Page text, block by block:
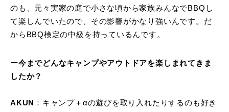
のも、元々実家の庭で小さな頃から家族みんなでBBQし
て楽しんでいたので、その影響がかなり強いんです。だ
からBBQ検定の中級を持っているんです。
ー今までどんなキャンプやアウトドアを楽しまれてきま
したか？
AKUN
：キャンプ＋αの遊びを取り入れたりするのも好き